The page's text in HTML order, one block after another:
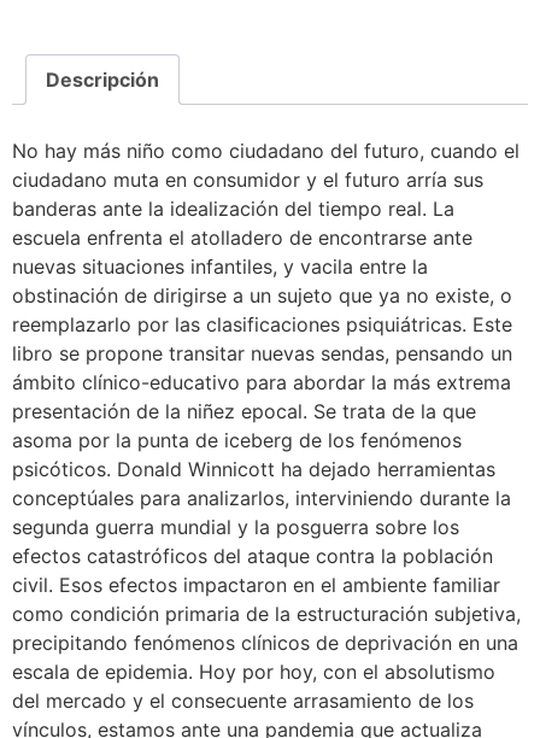
Descripción
No hay más niño como ciudadano del futuro, cuando el
ciudadano muta en consumidor y el futuro arría sus
banderas ante la idealización del tiempo real. La
escuela enfrenta el atolladero de encontrarse ante
nuevas situaciones infantiles, y vacila entre la
obstinación de dirigirse a un sujeto que ya no existe, o
reemplazarlo por las clasificaciones psiquiátricas. Este
libro se propone transitar nuevas sendas, pensando un
ámbito clínico-educativo para abordar la más extrema
presentación de la niñez epocal. Se trata de la que
asoma por la punta de iceberg de los fenómenos
psicóticos. Donald Winnicott ha dejado herramientas
conceptúales para analizarlos, interviniendo durante la
segunda guerra mundial y la posguerra sobre los
efectos catastróficos del ataque contra la población
civil. Esos efectos impactaron en el ambiente familiar
como condición primaria de la estructuración subjetiva,
precipitando fenómenos clínicos de deprivación en una
escala de epidemia. Hoy por hoy, con el absolutismo
del mercado y el consecuente arrasamiento de los
vínculos, estamos ante una pandemia que actualiza